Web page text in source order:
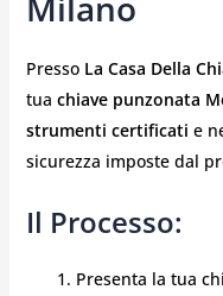
Presso La Casa Della
tua chiave punzonata
strumenti certificati e
sicurezza imposte dal
Il Processo:
Presenta la tua